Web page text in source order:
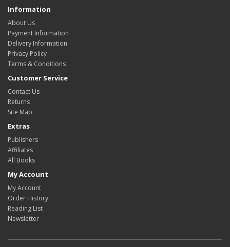
Information
About Us
Payment Information
Delivery Information
Privacy Policy
Terms & Conditions
Customer Service
Contact Us
Returns
Site Map
Extras
Publishers
Affiliates
All Books
My Account
My Account
Order History
Reading List
Newsletter